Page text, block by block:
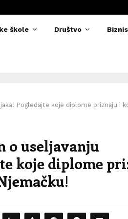
škole Društvo Biznis
Pogledajte koje diplome priznaju i
o useljavanju
koje diplome